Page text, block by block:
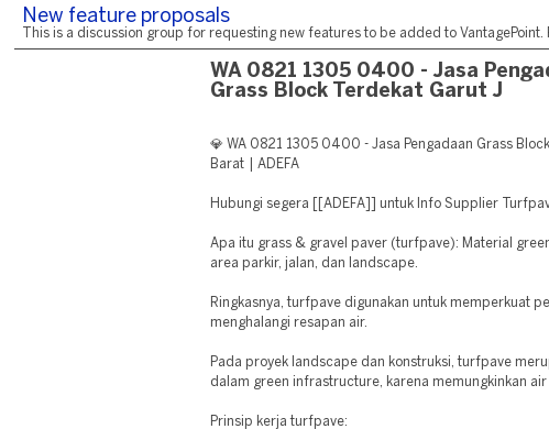
New feature proposals
This is a discussion group for requesting new features to be added to
WA 0821 1305 0400 - Jasa
Grass Block Terdekat Garut J
💎 WA 0821 1305 0400 - Jasa Pengadaan Grass
Barat | ADEFA
Hubungi segera [[ADEFA]] untuk Info Supplier
Apa itu grass & gravel paver (turfpave): Material
area parkir, jalan, dan landscape.
Ringkasnya, turfpave digunakan untuk memperkuat
menghalangi resapan air.
Pada proyek landscape dan konstruksi, turfpave
dalam green infrastructure, karena memungkinkan air
Prinsip kerja turfpave: